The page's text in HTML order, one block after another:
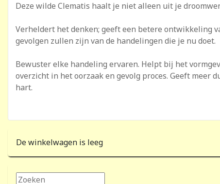
Deze wilde Clematis haalt je niet alleen uit je
Verheldert het denken; geeft een betere ontwikkeling
gevolgen zullen zijn van de handelingen die je nu doet.
Bewuster elke handeling ervaren. Helpt bij het
overzicht in het oorzaak en gevolg proces. Geeft
hart.
De winkelwagen is leeg
Zoeken...